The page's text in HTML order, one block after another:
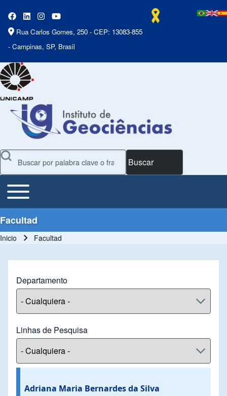
Rua Carlos Gomes, 250 - CEP: 13083-855
- Campinas, SP, Brasil
Buscar
Main Menu
Toggle main menu
Facultad
Inicio Facultad
Departamento
Linhas de Pesquisa
Adriana Maria Bernardes da Silva